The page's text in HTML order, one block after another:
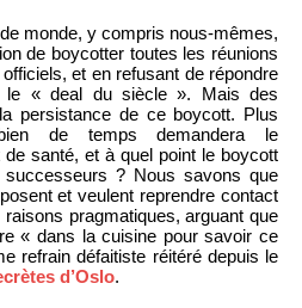
monde, y compris nous-mêmes,
de boycotter toutes les réunions
et en refusant de répondre
le « deal du siècle ». Mais des
persistance de ce boycott. Plus
de temps demandera le
santé, et à quel point le boycott
? Nous savons que
et veulent reprendre contact
pragmatiques, arguant que
« dans la cuisine pour savoir ce
refrain défaitiste réitéré depuis le
d’Oslo.